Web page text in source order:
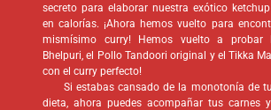
secreto para elaborar nuestra exótico
en calorías. ¡Ahora hemos vuelto para
mismísimo curry! Hemos vuelto a probar
Bhelpuri, el Pollo Tandoori original y el Tikka
con el curry perfecto!
Si estabas cansado de la monotonía de
dieta, ahora puedes acompañar tus carnes